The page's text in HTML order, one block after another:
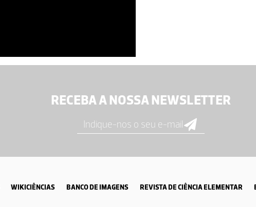
RECEBA A NOSSA NEWSLETTER
WIKICIÊNCIAS BANCO DE IMAGENS REVISTA DE CIÊNCIA ELEMENTAR